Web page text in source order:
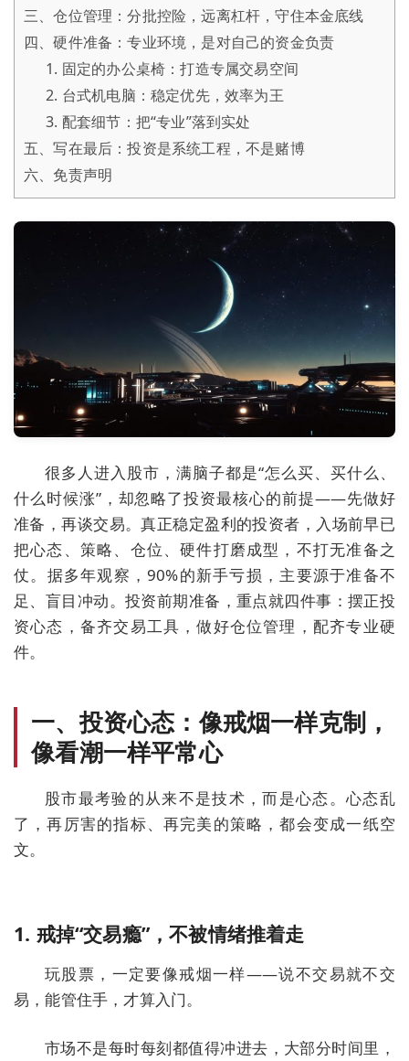
三、仓位管理：分批控险，远离杠杆，守住本金底线
四、硬件准备：专业环境，是对自己的资金负责
1. 固定的办公桌椅：打造专属交易空间
2. 台式机电脑：稳定优先，效率为王
3. 配套细节：把“专业”落到实处
五、写在最后：投资是系统工程，不是赌博
六、免责声明
很多人进入股市，满脑子都是“怎么买、买什么、
什么时候涨”，却忽略了投资最核心的前提——先做好
准备，再谈交易。真正稳定盈利的投资者，入场前早已
把心态、策略、仓位、硬件打磨成型，不打无准备之
仗。据多年观察，90%的新手亏损，主要源于准备不
足、盲目冲动。投资前期准备，重点就四件事：摆正投
资心态，备齐交易工具，做好仓位管理，配齐专业硬
件。
一、投资心态：像戒烟一样克制，
像看潮一样平常心
股市最考验的从来不是技术，而是心态。心态乱
了，再厉害的指标、再完美的策略，都会变成一纸空
文。
1. 戒掉“交易瘾”，不被情绪推着走
玩股票，一定要像戒烟一样——说不交易就不交
易，能管住手，才算入门。
市场不是每时每刻都值得冲进去，大部分时间里，